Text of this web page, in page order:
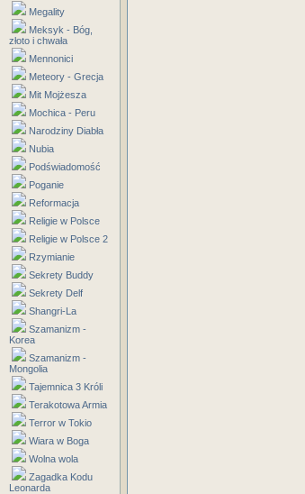
Megality
Meksyk - Bóg,
złoto i chwała
Mennonici
Meteory - Grecja
Mit Mojżesza
Mochica - Peru
Narodziny Diabła
Nubia
Podświadomość
Poganie
Reformacja
Religie w Polsce
Religie w Polsce 2
Rzymianie
Sekrety Buddy
Sekrety Delf
Shangri-La
Szamanizm -
Korea
Szamanizm -
Mongolia
Tajemnica 3 Króli
Terakotowa Armia
Terror w Tokio
Wiara w Boga
Wolna wola
Zagadka Kodu
Leonarda